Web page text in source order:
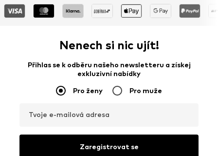
Nenech si nic ujít!
Přihlas se k odběru našeho newsletteru a získej
exkluzivní nabídky
Pro ženy Pro muže
Tvoje e-mailová adresa
Zaregistrovat se